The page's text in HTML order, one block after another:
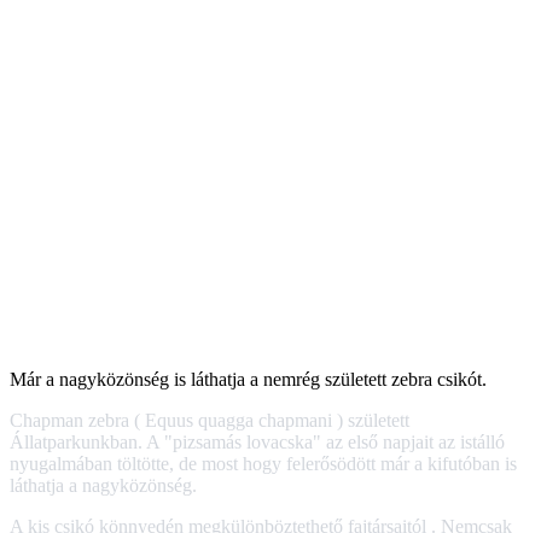
Már a nagyközönség is láthatja a nemrég született zebra csikót.
Chapman zebra ( Equus quagga chapmani ) született
Állatparkunkban. A "pizsamás lovacska" az első napjait az istálló
nyugalmában töltötte, de most hogy felerősödött már a kifutóban is
láthatja a nagyközönség.
A kis csikó könnyedén megkülönböztethető fajtársaitól . Nemcsak